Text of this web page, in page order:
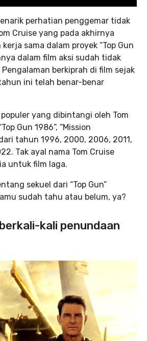
perhatian penggemar tidak
Cruise yang pada akhirnya
sama dalam proyek “Top Gun
dalam film aksi sudah tidak
berkiprah di film sejak
ini telah benar-benar
yang dibintangi oleh Tom
Gun 1986”, “Mission
tahun 1996, 2000, 2006, 2011,
Tak ayal nama Tom Cruise
untuk film laga.
sekuel dari “Top Gun”
sudah tahu atau belum, ya?
kali penundaan